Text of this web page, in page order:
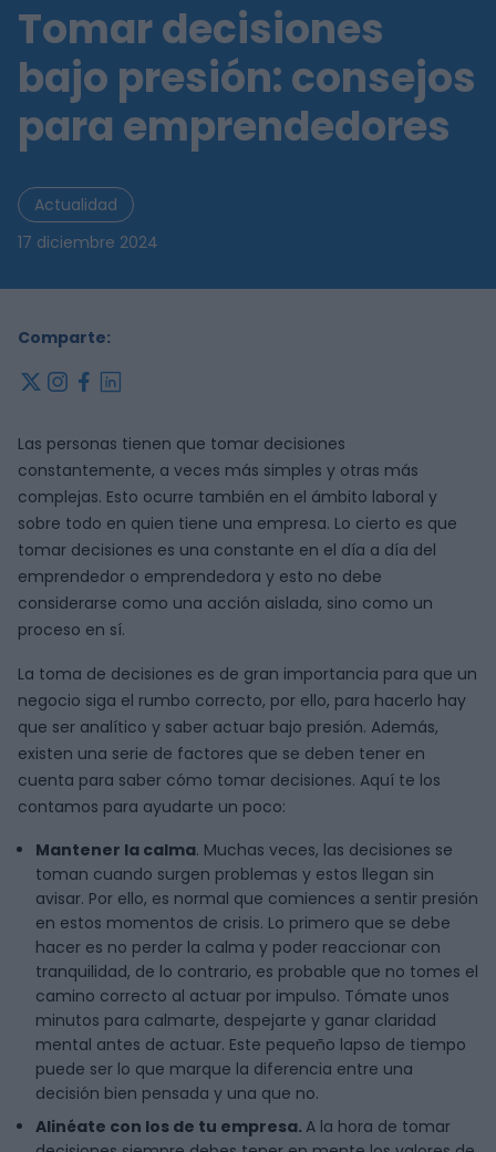
Tomar decisiones
bajo presión: consejos
para emprendedores
Actualidad
17 diciembre 2024
Comparte:
x instagram
facebook
Las personas tienen que tomar decisiones
constantemente, a veces más simples y otras más
complejas. Esto ocurre también en el ámbito laboral y
sobre todo en quien tiene una empresa. Lo cierto es que
tomar decisiones es una constante en el día a día del
emprendedor o emprendedora y esto no debe
considerarse como una acción aislada, sino como un
proceso en sí.
La toma de decisiones es de gran importancia para que un
negocio siga el rumbo correcto, por ello, para hacerlo hay
que ser analítico y saber actuar bajo presión. Además,
existen una serie de factores que se deben tener en
cuenta para saber cómo tomar decisiones. Aquí te los
contamos para ayudarte un poco:
Mantener la calma. Muchas veces, las decisiones se
toman cuando surgen problemas y estos llegan sin
avisar. Por ello, es normal que comiences a sentir presión
en estos momentos de crisis. Lo primero que se debe
hacer es no perder la calma y poder reaccionar con
tranquilidad, de lo contrario, es probable que no tomes el
camino correcto al actuar por impulso. Tómate unos
minutos para calmarte, despejarte y ganar claridad
mental antes de actuar. Este pequeño lapso de tiempo
puede ser lo que marque la diferencia entre una
decisión bien pensada y una que no.
Alinéate con los de tu empresa. A la hora de tomar